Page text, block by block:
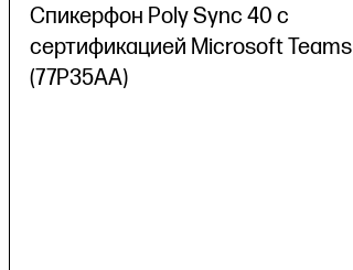
Спикерфон Poly Sync 40 с
сертификацией Microsoft Teams
(77P35AA)